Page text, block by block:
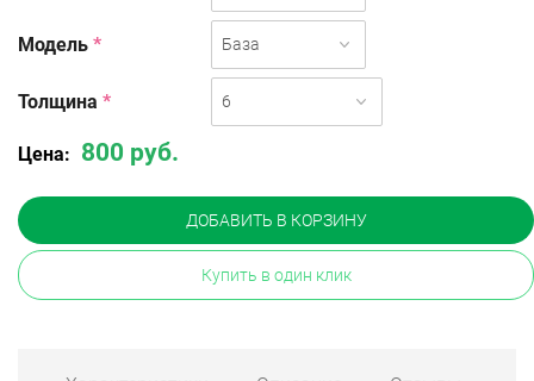
Модель * База
Толщина * 6
Цена: 800 руб.
ДОБАВИТЬ В КОРЗИНУ
Купить в один клик